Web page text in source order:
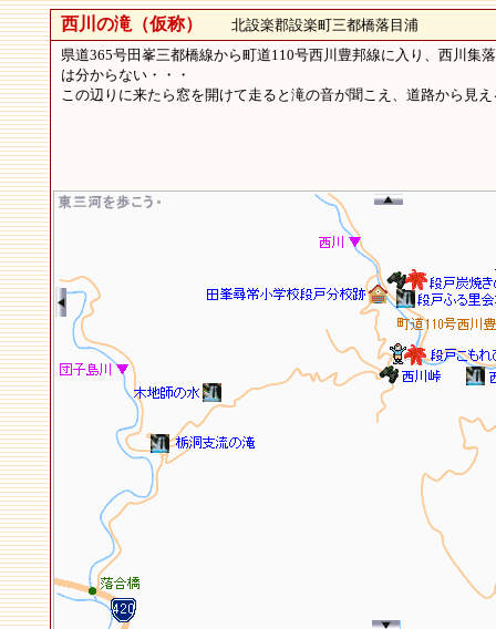
西川の滝（仮称）
北設楽郡設楽町三都橋落目浦
県道365号田峯三都橋線から町道110号西川豊邦線に入り、西川集
は分からない・・・
この辺りに来たら窓を開けて走ると滝の音が聞こえ、道路から見